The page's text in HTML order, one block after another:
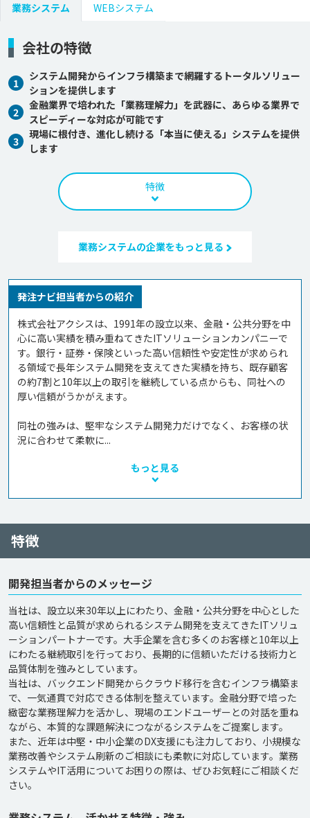
業務システム WEBシステム
会社の特徴
1
システム開発からインフラ構築まで網羅するトータルソリュー
ションを提供します
2
金融業界で培われた「業務理解力」を武器に、あらゆる業界で
スピーディーな対応が可能です
3
現場に根付き、進化し続ける「本当に使える」システムを提供
します
特徴
業務システムの企業をもっと見る
発注ナビ担当者からの紹介
株式会社アクシスは、1991年の設立以来、金融・公共分野を中
心に高い実績を積み重ねてきたITソリューションカンパニーで
す。銀行・証券・保険といった高い信頼性や安定性が求められ
る領域で長年システム開発を支えてきた実績を持ち、既存顧客
の約7割と10年以上の取引を継続している点からも、同社への
厚い信頼がうかがえます。
同社の強みは、堅牢なシステム開発力だけでなく、お客様の状
況に合わせて柔軟に...
もっと見る
特徴
開発担当者からのメッセージ
当社は、設立以来30年以上にわたり、金融・公共分野を中心とした
高い信頼性と品質が求められるシステム開発を支えてきたITソリュ
ーションパートナーです。大手企業を含む多くのお客様と10年以上
にわたる継続取引を行っており、長期的に信頼いただける技術力と
品質体制を強みとしています。
当社は、バックエンド開発からクラウド移行を含むインフラ構築ま
で、一気通貫で対応できる体制を整えています。金融分野で培った
緻密な業務理解力を活かし、現場のエンドユーザーとの対話を重ね
ながら、本質的な課題解決につながるシステムをご提案します。
また、近年は中堅・中小企業のDX支援にも注力しており、小規模な
業務改善やシステム刷新のご相談にも柔軟に対応しています。業務
システムやIT活用についてお困りの際は、ぜひお気軽にご相談くだ